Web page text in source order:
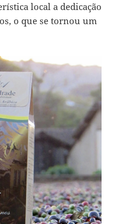
local a dedicação
o que se tornou um